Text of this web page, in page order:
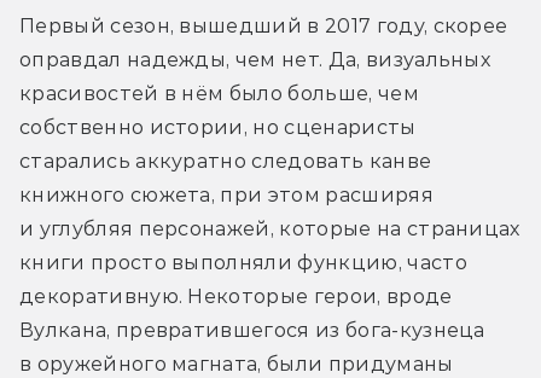
Первый сезон, вышедший в 2017 году, скорее
оправдал надежды, чем нет. Да, визуальных
красивостей в нём было больше, чем
собственно истории, но сценаристы
старались аккуратно следовать канве
книжного сюжета, при этом расширяя
и углубляя персонажей, которые на страницах
книги просто выполняли функцию, часто
декоративную. Некоторые герои, вроде
Вулкана, превратившегося из бога-кузнеца
в оружейного магната, были придуманы